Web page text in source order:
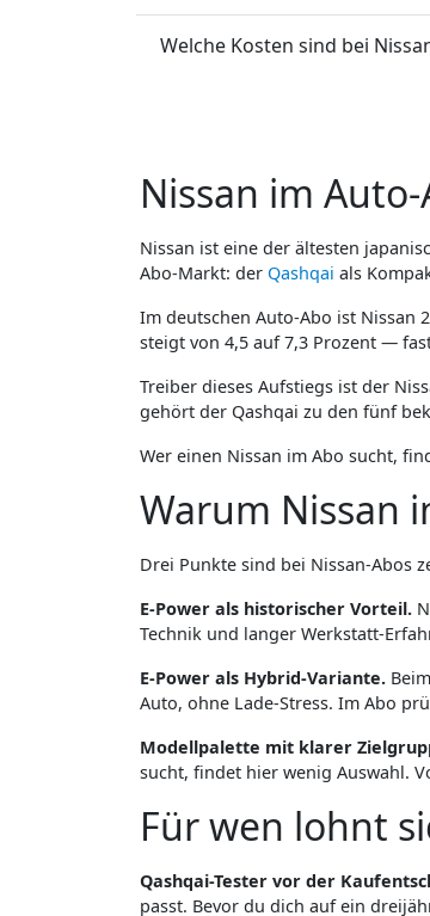
Welche Kosten sind bei
Nissan im
Nissan ist eine der ältesten
Abo-Markt: der Qashqai als
Im deutschen Auto-Abo ist Nissan
steigt von 4,5 auf 7,3 Prozent —
Treiber dieses Aufstiegs ist der
gehört der Qashqai zu den fünf
Wer einen Nissan im Abo sucht,
Warum Nissan
Drei Punkte sind bei Nissan-Abos
E-Power als historischer Vorteil.
Technik und langer Werkstatt-
E-Power als Hybrid-Variante.
Auto, ohne Lade-Stress. Im Abo
Modellpalette mit klarer
sucht, findet hier wenig Auswahl.
Für wen lohnt
Qashqai-Tester vor der
passt. Bevor du dich auf ein